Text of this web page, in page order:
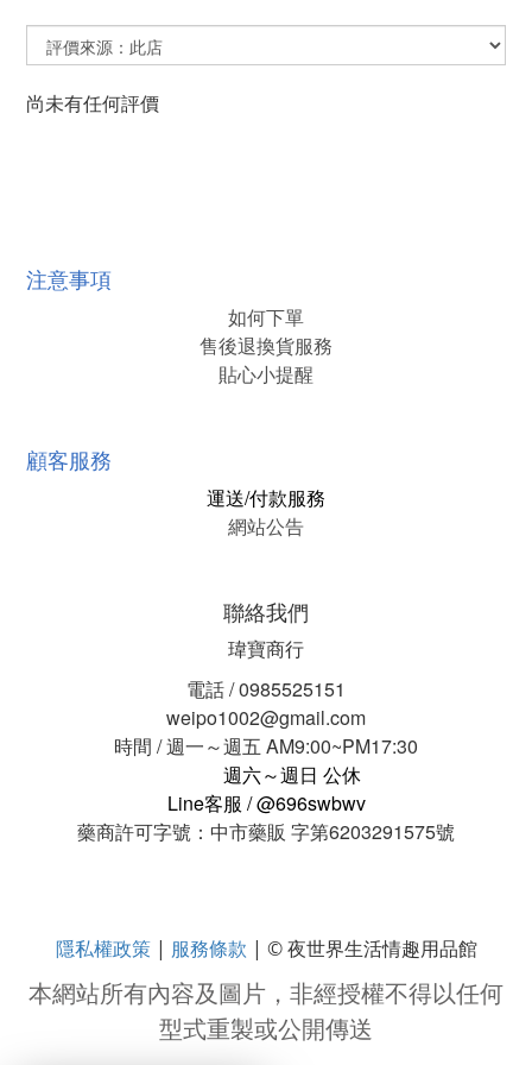
尚未有任何評價
注意事項
如何下單
售後退換貨服務
貼心小提醒
顧客服務
運送/付款服務
網站公告
聯絡我們
瑋寶商行
電話 / 0985525151
weipo1002@gmail.com
時間 / 週一～週五 AM9:00~PM17:30
週六～週日 公休
Line客服 / @696swbwv
藥商許可字號：中市藥販 字第6203291575號
隱私權政策| 服務條款 | © 夜世界生活情趣用品館
本網站所有內容及圖片，非經授權不得以任何
型式重製或公開傳送